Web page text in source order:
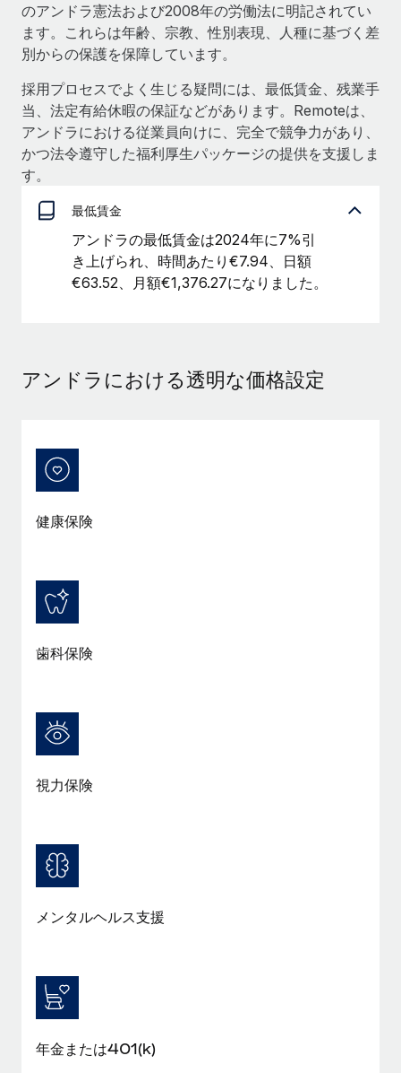
専門家に相談
グローバル人事・コンプライアンスの専門サポート
候補者の選考プロセスをシンプルに
Compliance Watchtower
コンプライアンスリスクを先回りして対応
ITデバイスを世界規模で提供・管理
法人設立
法令順守した法人をスピーディに設立
福利厚生
統合とAI自動化に関するコンサルティング
情報センター
サポートを依頼する
すべてのリソースを表示する
ブログ
グローバル給与処理
EORおよびPEO
契約社員管理
ブログ
よびContractor Management Plus（契約社員管理
プラス）
Remoteの使命は、世界のどこにいても、あらゆる規模の企業が
業務に最適な人材を採用し、管理し、給与を支給できるようにす
詳細を見る
給与詐欺：種類、事例、ビジネスを守る方法
ム間で頻繁に移動しているためです。このため、自社のビジネス
を保護することは極めて重要です。...
のアンドラ憲法および2008年の労働法に明記されてい
ます。これらは年齢、宗教、性別表現、人種に基づく差
別からの保護を保障しています。
採用プロセスでよく生じる疑問には、最低賃金、残業手
当、法定有給休暇の保証などがあります。Remoteは、
アンドラにおける従業員向けに、完全で競争力があり、
かつ法令遵守した福利厚生パッケージの提供を支援しま
す。
最低賃金
アンドラの最低賃金は2024年に7%引
き上げられ、時間あたり€7.94、日額
€63.52、月額€1,376.27になりました。
アンドラにおける透明な価格設定
健康保険
歯科保険
視力保険
メンタルヘルス支援
年金または401(k)